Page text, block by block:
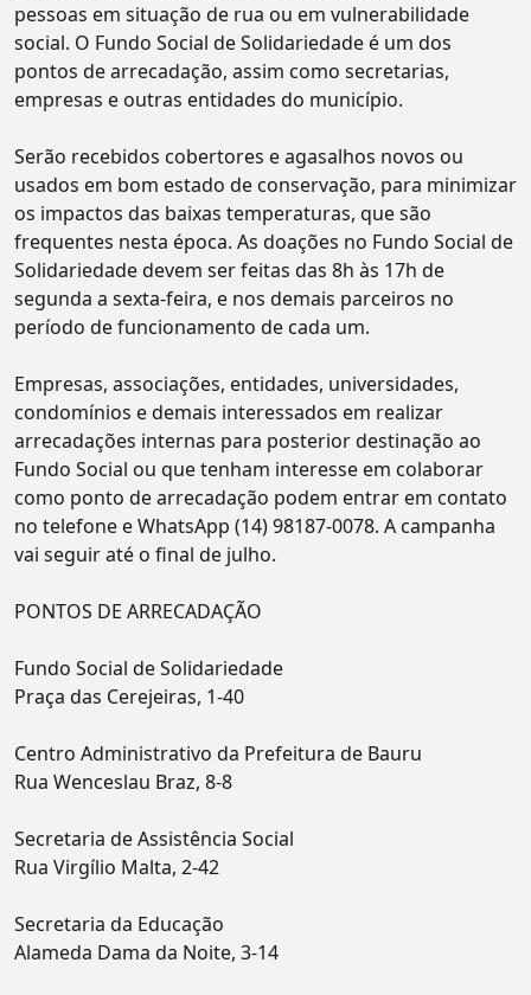
pessoas em situação de rua ou em vulnerabilidade
social. O Fundo Social de Solidariedade é um dos
pontos de arrecadação, assim como secretarias,
empresas e outras entidades do município.
Serão recebidos cobertores e agasalhos novos ou
usados em bom estado de conservação, para minimizar
os impactos das baixas temperaturas, que são
frequentes nesta época. As doações no Fundo Social de
Solidariedade devem ser feitas das 8h às 17h de
segunda a sexta-feira, e nos demais parceiros no
período de funcionamento de cada um.
Empresas, associações, entidades, universidades,
condomínios e demais interessados em realizar
arrecadações internas para posterior destinação ao
Fundo Social ou que tenham interesse em colaborar
como ponto de arrecadação podem entrar em contato
no telefone e WhatsApp (14) 98187-0078. A campanha
vai seguir até o final de julho.
PONTOS DE ARRECADAÇÃO
Fundo Social de Solidariedade
Praça das Cerejeiras, 1-40
Centro Administrativo da Prefeitura de Bauru
Rua Wenceslau Braz, 8-8
Secretaria de Assistência Social
Rua Virgílio Malta, 2-42
Secretaria da Educação
Alameda Dama da Noite, 3-14